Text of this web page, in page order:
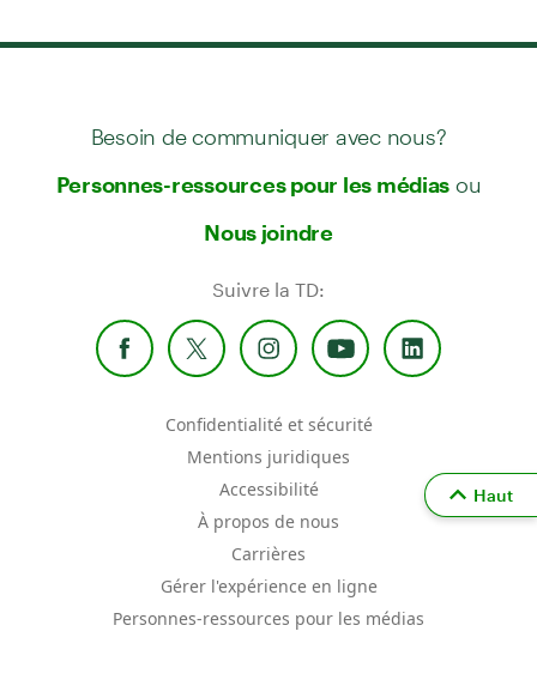
Besoin de communiquer avec nous?
Personnes-ressources pour les médias ou
Nous joindre
Suivre la TD:
Confidentialité et sécurité
Mentions juridiques
Accessibilité
À propos de nous
Carrières
Gérer l'expérience en ligne
Personnes-ressources pour les médias
Haut